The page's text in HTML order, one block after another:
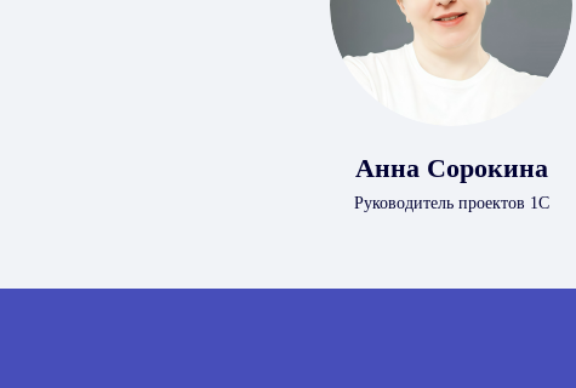
Анна Сорокина
Руководитель проектов 1С